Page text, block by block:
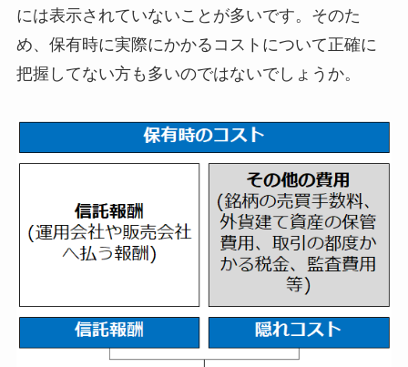
には表示されていないことが多いです。そのた
め、保有時に実際にかかるコストについて正確に
把握してない方も多いのではないでしょうか。